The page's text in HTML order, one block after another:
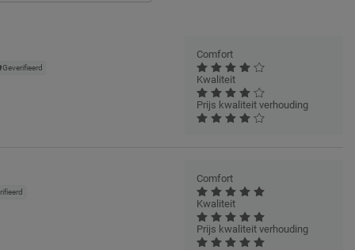
Geverifieerd
Comfort
Kwaliteit
Prijs kwaliteit verhouding
Comfort
Kwaliteit
Prijs kwaliteit verhouding